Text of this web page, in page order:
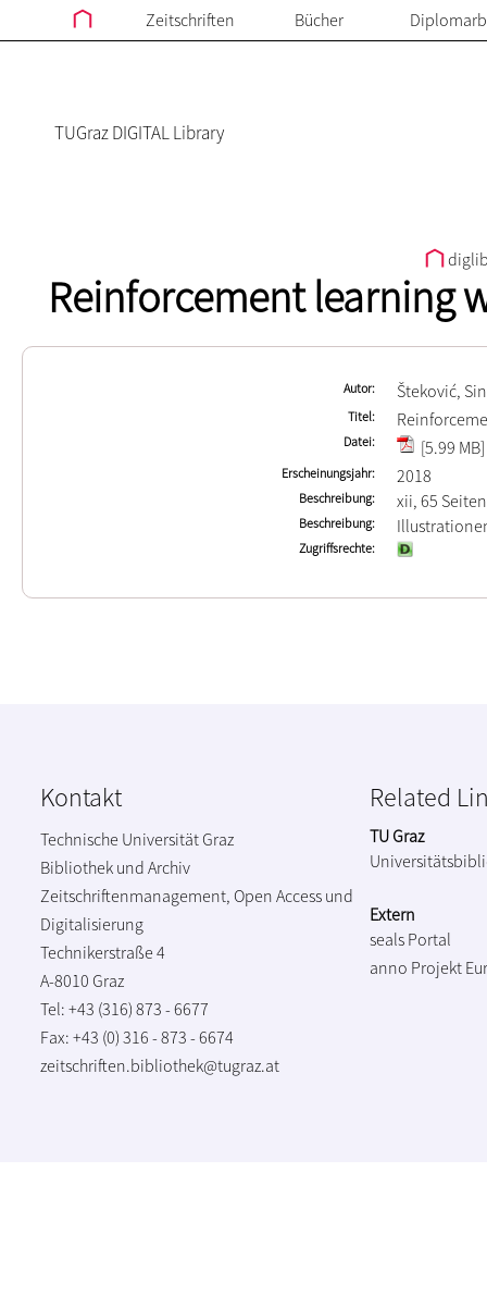
Zeitschriften Bücher
TUGraz DIGITAL Library
Reinforcement learning
Autor Šteković,
Titel
Datei [5.99 MB]
Erscheinungsjahr 2018
Beschreibung xii, 65 Seiten
Beschreibung
Zugriffsrechte
Kontakt
Technische Universität Graz
Bibliothek und Archiv
Zeitschriftenmanagement, Open Access und
Digitalisierung
Technikerstraße 4
A-8010 Graz
Tel: +43 (316) 873 - 6677
Fax: +43 (0) 316 - 873 - 6674
zeitschriften.bibliothek@tugraz.at
Related
TU Graz
Extern
seals Portal
anno Projekt